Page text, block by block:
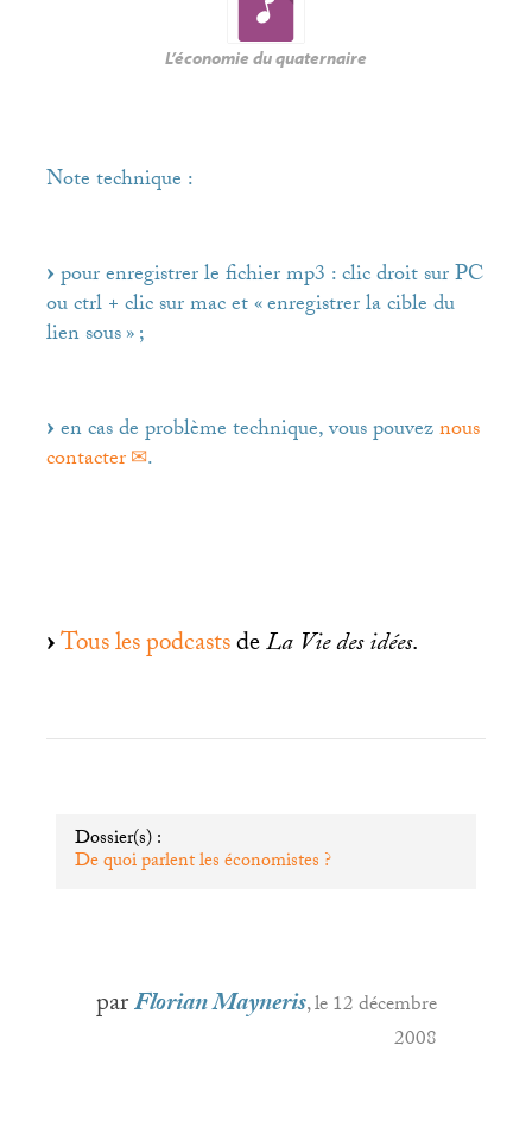
L’économie du quaternaire
Note technique :
pour enregistrer le fichier mp3 : clic droit surPC
ou ctrl + clic sur mac et «enregistrer la cible du
lien sous»;
en cas de problème technique, vous pouveznous
contacter .
Tous les podcastsdeLa Vie des idées.
Dossier(s) :
De quoi parlent les économistes ?
parFlorian Mayneris, le 12 décembre
2008